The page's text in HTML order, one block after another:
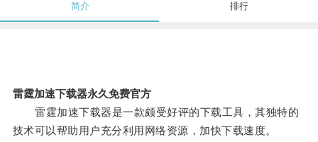
简介 排行
雷霆加速下载器永久免费官方
雷霆加速下载器是一款颇受好评的下载工具，其独特的
技术可以帮助用户充分利用网络资源，加快下载速度。